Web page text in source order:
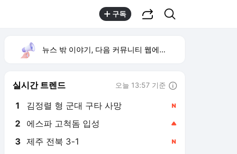
구독
뉴스 밖 이야기, 다음 커뮤니티 웹에서 보기
실시간 트렌드 오늘 13:57 기준
1 김정렬 형 군대 구타 사망
2 에스파 고척돔 입성
3 제주 전북 3-1